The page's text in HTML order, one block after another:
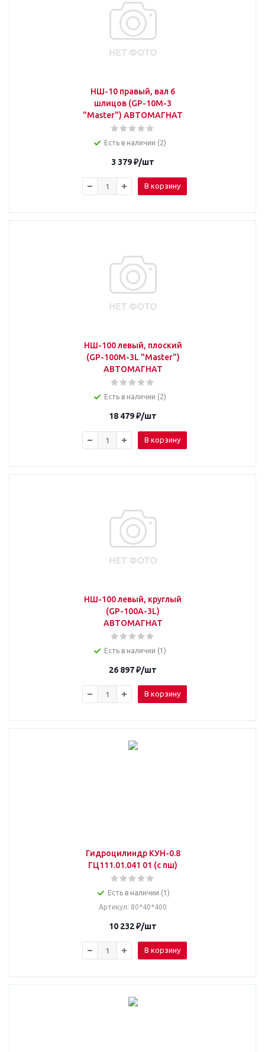
НШ-10 правый, вал 6
шлицов (GP-10M-3
"Master") АВТОМАГНАТ
Есть в наличии (2)
3 379₽/шт
В корзину
НШ-100 левый, плоский
(GP-100M-3L "Master")
АВТОМАГНАТ
Есть в наличии (2)
18 479₽/шт
В корзину
НШ-100 левый, круглый
(GP-100A-3L)
АВТОМАГНАТ
Есть в наличии (1)
26 897₽/шт
В корзину
Гидроцилиндр КУН-0.8
ГЦ111.01.041 01 (с пш)
Есть в наличии (1)
Артикул: 80*40*400
10 232₽/шт
В корзину